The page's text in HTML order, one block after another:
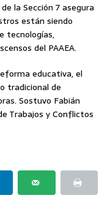
la Sección 7 asegura
están siendo
tecnologías,
del PAAEA.
educativa, el
tradicional de
Sostuvo Fabián
Trabajos y Conflictos